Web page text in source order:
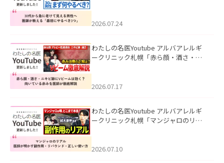
た。
2026.07.24
わたしの名医Youtube アルバアレルギ
ークリニック札幌「赤ら顔・酒さ・ニ
した。
2026.07.17
わたしの名医Youtube アルバアレルギ
ークリニック札幌「マンジャロのリア
た。
2026.07.10